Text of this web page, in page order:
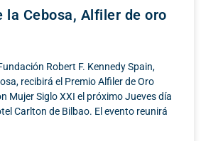
la Cebosa, Alfiler de oro
Robert F. Kennedy Spain,
recibirá el Premio Alfiler de Oro
Mujer Siglo XXI el próximo Jueves día
Carlton de Bilbao. El evento reunirá